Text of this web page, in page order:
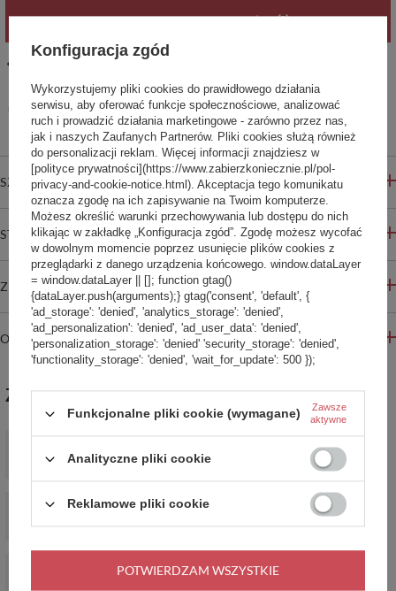
POWIADOM O DOSTĘPNOŚCI
Ten produkt nie jest dostępny w sklepie stacjonarnym
Bezpieczne zakupy
SZCZEGÓŁOWE INFORMACJE
STREFA REKOMENDACJI
ZADAJ PYTANIE
OPINIE
ZABIERZ JESZCZE :)
339,99 zł / szt.
Biodrówka nerka antykradzieżowa Pacsafe Go - czarna
219,99 zł
Konfiguracja zgód
Wykorzystujemy pliki cookies do prawidłowego działania
serwisu, aby oferować funkcje społecznościowe, analizować
ruch i prowadzić działania marketingowe - zarówno przez nas,
jak i naszych Zaufanych Partnerów. Pliki cookies służą również
do personalizacji reklam. Więcej informacji znajdziesz w
[polityce prywatności](https://www.zabierzkoniecznie.pl/pol-
privacy-and-cookie-notice.html). Akceptacja tego komunikatu
oznacza zgodę na ich zapisywanie na Twoim komputerze.
Możesz określić warunki przechowywania lub dostępu do nich
klikając w zakładkę „Konfiguracja zgód”. Zgodę możesz wycofać
w dowolnym momencie poprzez usunięcie plików cookies z
przeglądarki z danego urządzenia końcowego. window.dataLayer
= window.dataLayer || []; function gtag()
{dataLayer.push(arguments);} gtag('consent', 'default', {
'ad_storage': 'denied', 'analytics_storage': 'denied',
'ad_personalization': 'denied', 'ad_user_data': 'denied',
'personalization_storage': 'denied' 'security_storage': 'denied',
'functionality_storage': 'denied', 'wait_for_update': 500 });
Funkcjonalne pliki cookie (wymagane)
Zawsze
aktywne
Analityczne pliki cookie
Reklamowe pliki cookie
POTWIERDZAM WSZYSTKIE